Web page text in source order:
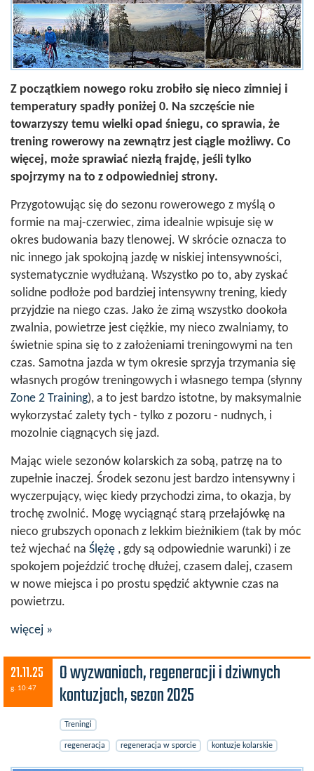
Z początkiem nowego roku zrobiło się nieco zimniej i
temperatury spadły poniżej 0. Na szczęście nie
towarzyszy temu wielki opad śniegu, co sprawia, że
trening rowerowy na zewnątrz jest ciągle możliwy. Co
więcej, może sprawiać niezłą frajdę, jeśli tylko
spojrzymy na to z odpowiedniej strony.
Przygotowując się do sezonu rowerowego z myślą o
formie na maj-czerwiec, zima idealnie wpisuje się w
okres budowania bazy tlenowej. W skrócie oznacza to
nic innego jak spokojną jazdę w niskiej intensywności,
systematycznie wydłużaną. Wszystko po to, aby zyskać
solidne podłoże pod bardziej intensywny trening, kiedy
przyjdzie na niego czas. Jako że zimą wszystko dookoła
zwalnia, powietrze jest ciężkie, my nieco zwalniamy, to
świetnie spina się to z założeniami treningowymi na ten
czas. Samotna jazda w tym okresie sprzyja trzymania się
własnych progów treningowych i własnego tempa (słynny
Zone 2 Training), a to jest bardzo istotne, by maksymalnie
wykorzystać zalety tych - tylko z pozoru - nudnych, i
mozolnie ciągnących się jazd.
Mając wiele sezonów kolarskich za sobą, patrzę na to
zupełnie inaczej. Środek sezonu jest bardzo intensywny i
wyczerpujący, więc kiedy przychodzi zima, to okazja, by
trochę zwolnić. Mogę wyciągnąć starą przełajówkę na
nieco grubszych oponach z lekkim bieżnikiem (tak by móc
też wjechać na Ślężę , gdy są odpowiednie warunki) i ze
spokojem pojeździć trochę dłużej, czasem dalej, czasem
w nowe miejsca i po prostu spędzić aktywnie czas na
powietrzu.
więcej »
21.11.25
g. 10:47
O wyzwaniach, regeneracji i dziwnych
kontuzjach, sezon 2025
Treningi
regeneracja regeneracja w sporcie kontuzje kolarskie